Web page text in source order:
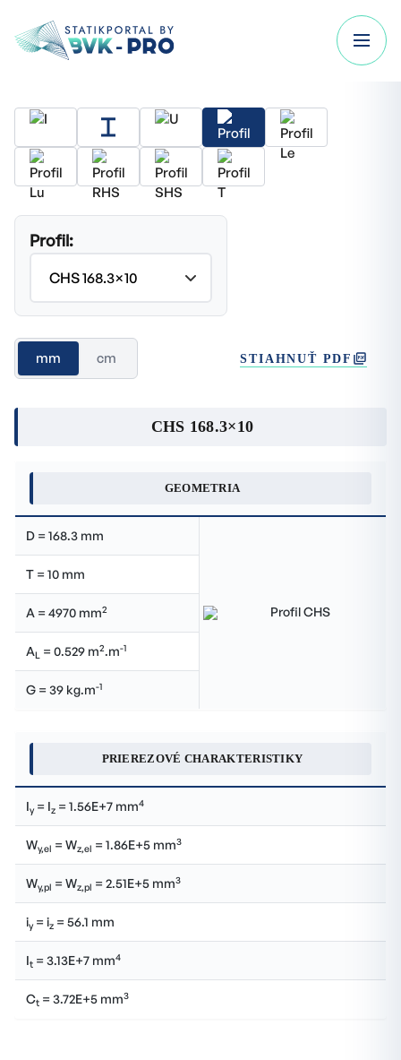
Profil:
mm cm STIAHNUŤ PDF
CHS 168.3×10
GEOMETRIA
D = 168.3 mm
T = 10 mm
A = 4970 mm2
AL = 0.529 m2.m-1
G = 39 kg.m-1
PRIEREZOVÉ CHARAKTERISTIKY
Iy= Iz = 1.56E+7 mm4
Wy,el = Wz,el = 1.86E+5 mm3
Wy,pl = Wz,pl = 2.51E+5 mm3
iy= iz = 56.1 mm
It = 3.13E+7 mm4
Ct = 3.72E+5 mm3